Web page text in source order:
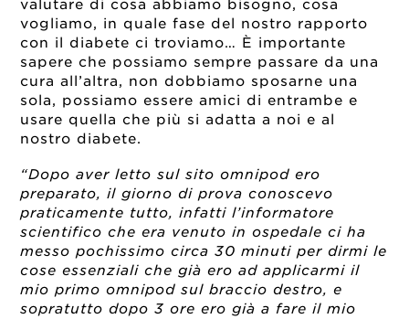
valutare di cosa abbiamo bisogno, cosa
vogliamo, in quale fase del nostro rapporto
con il diabete ci troviamo… È importante
sapere che possiamo sempre passare da una
cura all’altra, non dobbiamo sposarne una
sola, possiamo essere amici di entrambe e
usare quella che più si adatta a noi e al
nostro diabete.
“Dopo aver letto sul sito omnipod ero
preparato, il giorno di prova conoscevo
praticamente tutto, infatti l’informatore
scientifico che era venuto in ospedale ci ha
messo pochissimo circa 30 minuti per dirmi le
cose essenziali che già ero ad applicarmi il
mio primo omnipod sul braccio destro, e
sopratutto dopo 3 ore ero già a fare il mio